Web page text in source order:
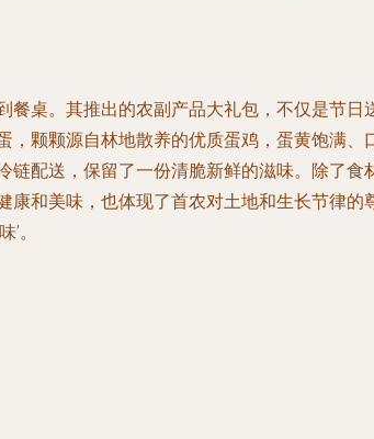
桌。其推出的农副产品大礼包，不仅是节日
颗颗源自林地散养的优质蛋鸡，蛋黄饱满、
配送，保留了一份清脆新鲜的滋味。除了
和美味，也体现了首农对土地和生长节律的
。